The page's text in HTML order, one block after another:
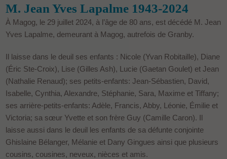
M. Jean Yves Lapalme 1943-2024
À Magog, le 29 juillet 2024, à l’âge de 80 ans, est décédé M. Jean
Yves Lapalme, demeurant à Magog, autrefois de Granby.
Il laisse dans le deuil ses enfants : Nicole (Yvan Robitaille), Diane
(Éric Ste-Croix), Lise (Gilles Ash), Lucie (Gaetan Goulet) et Jean
(Nathalie Renaud); ses petits-enfants: Jean-Sébastien, David,
Isabelle, Cynthia, Alexandre, Stéphanie, Sara, Maxime et Tiffany;
ses arrière-petits-enfants: Adèle, Francis, Abby, Léonie, Émilie et
Victoria; sa sœur Yvette et son frère Guy (Camille Caron). Il
laisse aussi dans le deuil les enfants de sa défunte conjointe
Ghislaine Bélanger, Mélanie et Dany Gingues ainsi que plusieurs
cousins, cousines, neveux, nièces et amis.